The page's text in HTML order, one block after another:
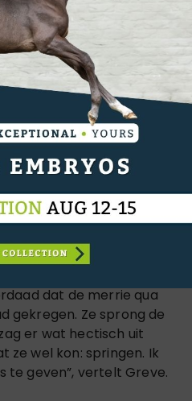
misschien te belastend
heeft dit jaar al erg goed
zeker niet uitwringen. Ik
mooie wedstrijden te
de Spelen was Zypria de
niet alles van een leien
kennen via Joop
dat hij misschien wel een
maar dat ze niet de
had Nick Skelton
voorgeschoteld
dat de merrie qua
gekregen. Ze sprong de
er wat hectisch uit
ze wel kon: springen. Ik
te geven”, vertelt Greve.